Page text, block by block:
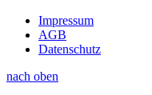
Impressum
AGB
Datenschutz
nach oben